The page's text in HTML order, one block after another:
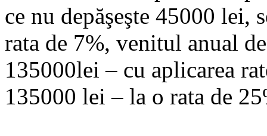
ce nu depăşeşte 45000 lei,
rata de 7%, venitul anual
135000lei – cu aplicarea
135000 lei – la o rata de